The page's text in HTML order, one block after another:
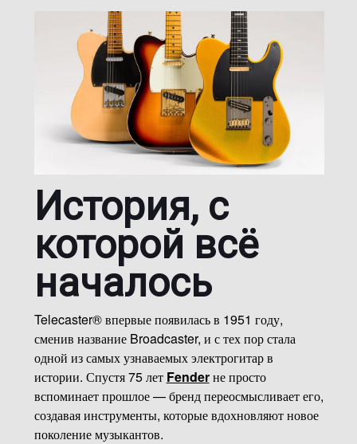
История, с
которой всё
началось
Telecaster® впервые появилась в 1951 году,
сменив название Broadcaster, и с тех пор стала
одной из самых узнаваемых электрогитар в
истории. Спустя 75 лет Fenderне просто
вспоминает прошлое — бренд переосмысливает его,
создавая инструменты, которые вдохновляют новое
поколение музыкантов.